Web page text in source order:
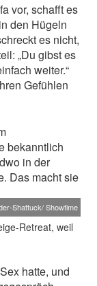
vor, schafft es
den Hügeln
es nicht,
„Du gibst es
weiter.“
Gefühlen
bekanntlich
in der
Das macht sie
Shattuck/ Showtime
Retreat, weil
hatte, und